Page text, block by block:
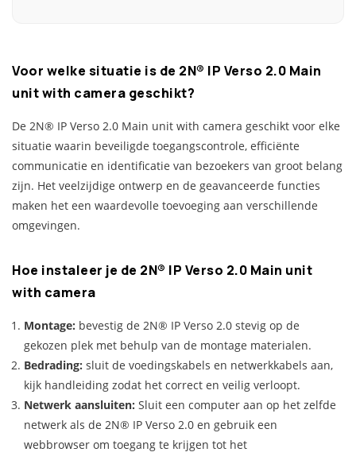
Voor welke situatie is de 2N® IP Verso 2.0 Main
unit with camera geschikt?
De 2N® IP Verso 2.0 Main unit with camera geschikt voor elke
situatie waarin beveiligde toegangscontrole, efficiënte
communicatie en identificatie van bezoekers van groot belang
zijn. Het veelzijdige ontwerp en de geavanceerde functies
maken het een waardevolle toevoeging aan verschillende
omgevingen.
Hoe instaleer je de 2N® IP Verso 2.0 Main unit
with camera
Montage: bevestig de 2N® IP Verso 2.0 stevig op de
gekozen plek met behulp van de montage materialen.
Bedrading: sluit de voedingskabels en netwerkkabels aan,
kijk handleiding zodat het correct en veilig verloopt.
Netwerk aansluiten: Sluit een computer aan op het zelfde
netwerk als de 2N® IP Verso 2.0 en gebruik een
webbrowser om toegang te krijgen tot het